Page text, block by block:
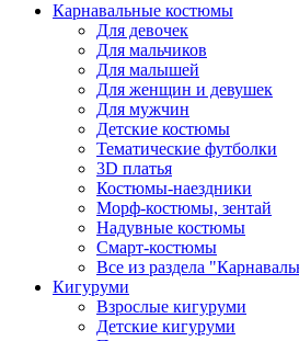
Карнавальные костюмы
Для девочек
Для мальчиков
Для малышей
Для женщин и девушек
Для мужчин
Детские костюмы
Тематические футболки
3D платья
Костюмы-наездники
Морф-костюмы, зентай
Надувные костюмы
Смарт-костюмы
Все из раздела
Кигуруми
Взрослые кигуруми
Детские кигуруми